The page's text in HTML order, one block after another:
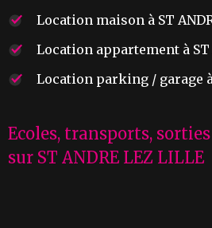
Location maison à ST
Location appartement à ST
Location parking / garage à
Ecoles, transports,
sur ST ANDRE LEZ LILLE